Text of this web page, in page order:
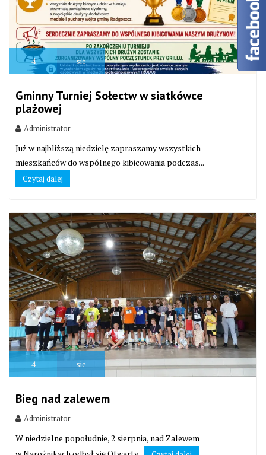
4 sie
Gminny Turniej Sołectw w siatkówce
plażowej
Administrator
Już w najbliższą niedzielę zapraszamy wszystkich
mieszkańców do wspólnego kibicowania podczas...
Czytaj dalej
4 sie
Bieg nad zalewem
Administrator
W niedzielne popołudnie, 2 sierpnia, nad Zalewem